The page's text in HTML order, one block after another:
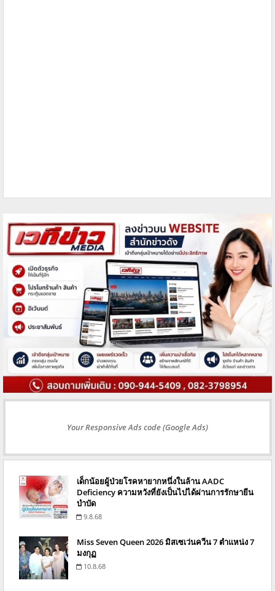
Your Responsive Ads code (Google Ads)
เด็กน้อยผู้ป่วยโรคหายากหนึ่งในล้าน AADC
Deficiency ความหวังที่ยังเป็นไปได้ผ่านการรักษายีน
บำบัด
9.8.68
Miss Seven Queen 2026 มิสเซเว่นควีน 7 ตำแหน่ง 7
มงกุฏ
10.8.68